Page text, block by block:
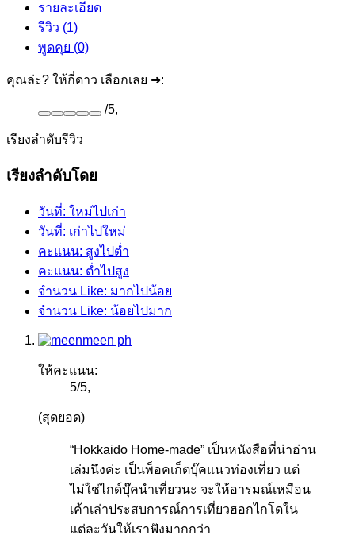
รายละเอียด
รีวิว (1)
พูดคุย (0)
คุณล่ะ? ให้กี่ดาว เลือกเลย ➜:
/5,
เรียงลำดับรีวิว
เรียงลำดับโดย
วันที่: ใหม่ไปเก่า
วันที่: เก่าไปใหม่
คะแนน: สูงไปต่ำ
คะแนน: ต่ำไปสูง
จำนวน Like: มากไปน้อย
จำนวน Like: น้อยไปมาก
ให้คะแนน:
5/5,
(สุดยอด)
“Hokkaido Home-made” เป็นหนังสือที่น่าอ่าน
เล่มนึงค่ะ เป็นพ็อคเก็ตบุ๊คแนวท่องเที่ยว แต่
ไม่ใช่ไกด์บุ๊คนำเที่ยวนะ จะให้อารมณ์เหมือน
เค้าเล่าประสบการณ์การเที่ยวฮอกไกโดใน
แต่ละวันให้เราฟังมากกว่า